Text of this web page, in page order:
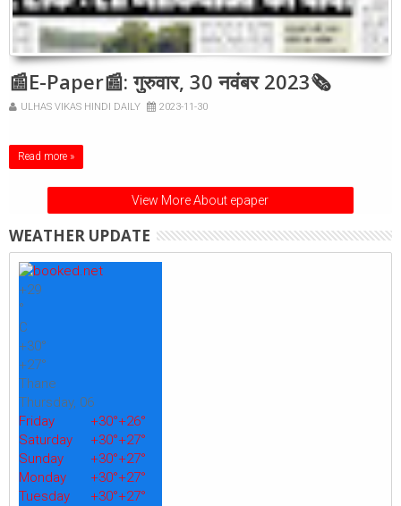
📰E-Paper📰: गुरुवार, 30 नवंबर 2023🗞
ULHAS VIKAS HINDI DAILY 2023-11-30
Read more »
View More About epaper
WEATHER UPDATE
+29
°
C
+30°
+27°
Thane
Thursday, 06
Friday
+30°+26°
Saturday
+30°+27°
Sunday
+30°+27°
Monday
+30°+27°
Tuesday
+30°+27°